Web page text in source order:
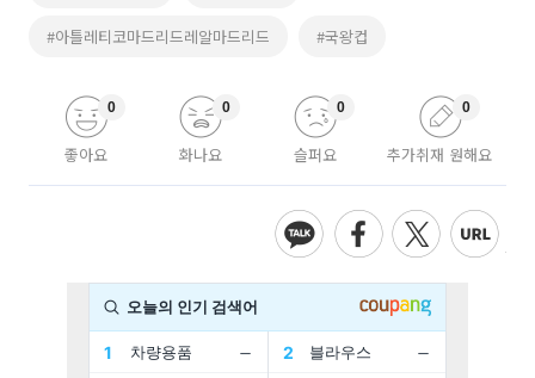
#아틀레티코마드리드레알마드리드 #국왕컵
좋아요
0
화나요
0
슬퍼요
0
추가취재 원해요
0